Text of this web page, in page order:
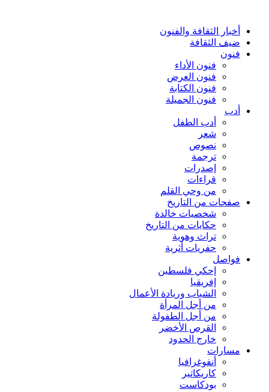
أخبار الثقافة والفنون
ضيف الثقافة
فنون
فنون الأداء
فنون العرض
فنون الكتابة
فنون الجميلة
أدب
أدب الطفل
شعر
نصوص
ترجمة
إصدرات
قراءات
من وحي القلم
صفحات من التاريخ
شخصيات خالدة
حكايات من التاريخ
تراث وهوية
حفريات أثرية
فواصل
إحكي فلسطين
إفريقيا
الشباب وريادة الأعمال
من أجل المرأة
من أجل الطفولة
القرص الأخضر
خارج الحدود
مسارات
أنفوغرافيا
كاريكاتير
بودكاست